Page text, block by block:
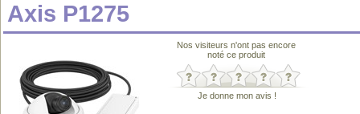
Axis P1275
Nos visiteurs n'ont pas encore
noté ce produit
Je donne mon avis !